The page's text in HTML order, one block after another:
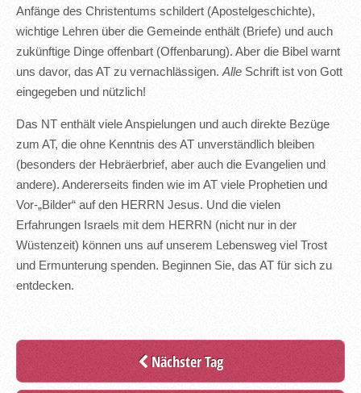
Anfänge des Christentums schildert (Apostelgeschichte),
wichtige Lehren über die Gemeinde enthält (Briefe) und auch
zukünftige Dinge offenbart (Offenbarung). Aber die Bibel warnt
uns davor, das AT zu vernachlässigen.Alle Schrift ist von Gott
eingegeben und nützlich!
Das NT enthält viele Anspielungen und auch direkte Bezüge
zum AT, die ohne Kenntnis des AT unverständlich bleiben
(besonders der Hebräerbrief, aber auch die Evangelien und
andere). Andererseits finden wie im AT viele Prophetien und
Vor-„Bilder“ auf den HERRN Jesus. Und die vielen
Erfahrungen Israels mit dem HERRN (nicht nur in der
Wüstenzeit) können uns auf unserem Lebensweg viel Trost
und Ermunterung spenden. Beginnen Sie, das AT für sich zu
entdecken.
Nächster Tag